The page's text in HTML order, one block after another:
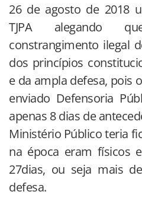
26 de agosto de 2018
TJPA alegando
constrangimento ilegal
dos princípios
e da ampla defesa, pois
enviado Defensoria
apenas 8 dias de
Ministério Público teria
na época eram físicos
27dias, ou seja mais
defesa.